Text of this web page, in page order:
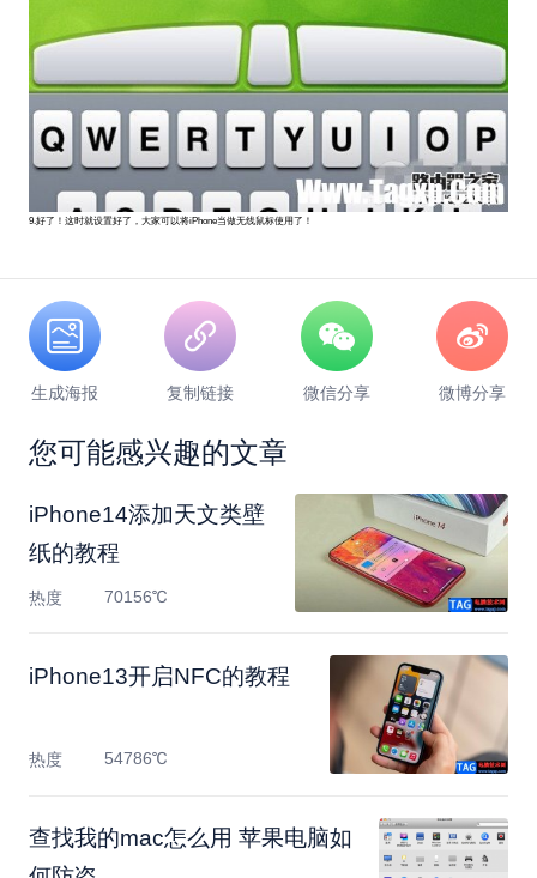
9.好了！这时就设置好了，大家可以将iPhone当做无线鼠标使用了！
生成海报 复制链接 微信分享 微博分享
您可能感兴趣的文章
​iPhone14添加天文类壁
纸的教程
热度 70156℃
​iPhone13开启NFC的教程
热度 54786℃
查找我的mac怎么用 苹果电脑如